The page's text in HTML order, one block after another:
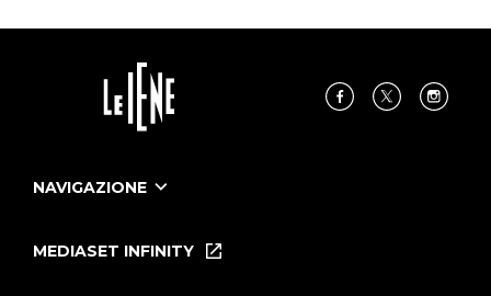
NAVIGAZIONE
Le Iene Presentano Inside
MEDIASET INFINITY